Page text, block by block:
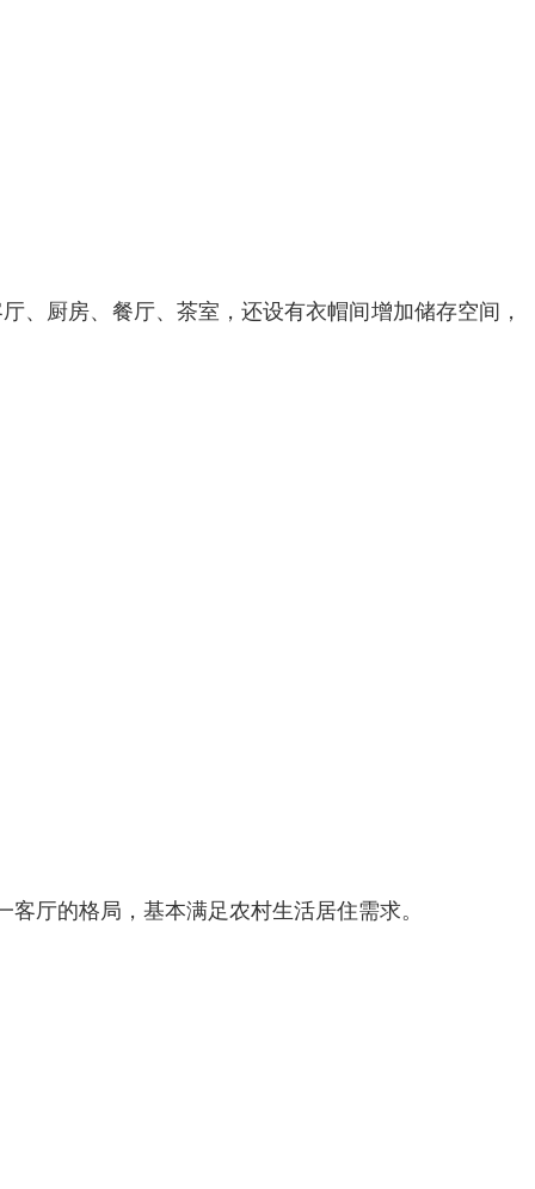
、厨房、餐厅、茶室，还设有衣帽间增加储存空间，
厅的格局，基本满足农村生活居住需求。